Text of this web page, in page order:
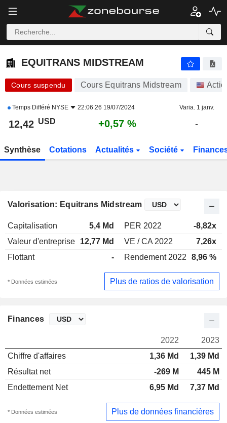
EQUITRANS MIDSTREAM
EQUITRANS MIDSTREAM
Cours suspendu Cours Equitrans Midstream
Temps Différé NYSE 22:06:26 19/07/2024 Varia. 1 janv.
12,42 USD +0,57 % -
Synthèse Cotations Actualités Société
Valorisation: Equitrans Midstream
Capitalisation 5,4 Md PER 2022 -8,82x
Valeur d'entreprise
12,77 Md VE / CA 2022 7,26x
Flottant
- Rendement 2022 8,96 %
* Données estimées Plus de ratios de valorisation
Finances
2022
2023
Chiffre d'affaires
1,36 Md
1,39 Md
Résultat net
-269 M
445 M
Endettement Net
6,95 Md 7,37 Md
* Données estimées Plus de données financières